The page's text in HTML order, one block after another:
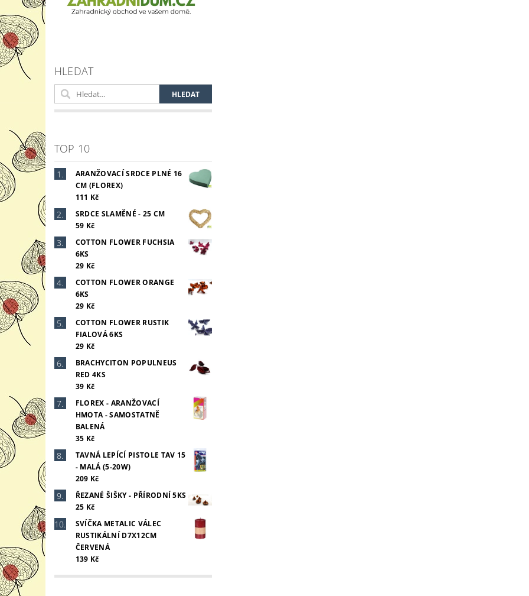
HLEDAT
TOP 10
ARANŽOVACÍ SRDCE PLNÉ 16
CM (FLOREX)
111 Kč
SRDCE SLAMĚNÉ - 25 CM
59 Kč
COTTON FLOWER FUCHSIA
6KS
29 Kč
COTTON FLOWER ORANGE
6KS
29 Kč
COTTON FLOWER RUSTIK
FIALOVÁ 6KS
29 Kč
BRACHYCITON POPULNEUS
RED 4KS
39 Kč
FLOREX - ARANŽOVACÍ
HMOTA - SAMOSTATNĚ
BALENÁ
35 Kč
TAVNÁ LEPÍCÍ PISTOLE TAV 15
- MALÁ (5-20W)
209 Kč
ŘEZANÉ ŠIŠKY - PŘÍRODNÍ 5KS
25 Kč
SVÍČKA METALIC VÁLEC
RUSTIKÁLNÍ D7X12CM
ČERVENÁ
139 Kč